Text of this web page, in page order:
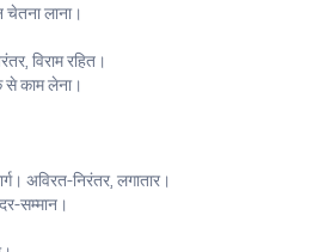
चेतना लाना।
विराम रहित।
से काम लेना।
अविरत-निरंतर, लगातार।
सम्मान।